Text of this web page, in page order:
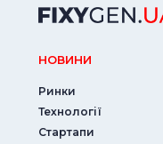
НОВИНИ
Ринки
Технології
Стартапи